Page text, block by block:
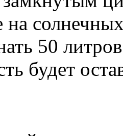
50
будет